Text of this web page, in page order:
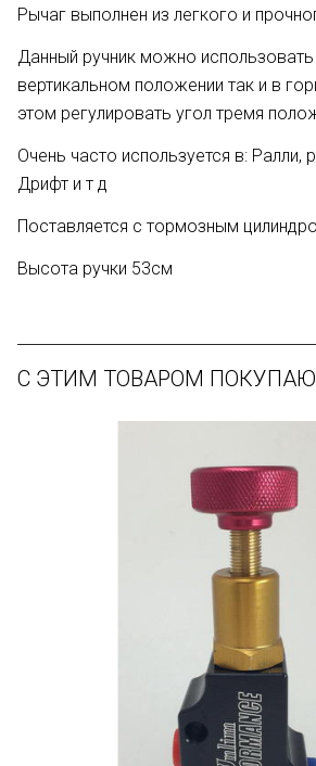
Рычаг выполнен из легкого и
Данный ручник можно использовать
вертикальном положении так и в
этом регулировать угол тремя
Очень часто используется в: Ралли,
Дрифт и т д
Поставляется с тормозным
Высота ручки 53см
С ЭТИМ ТОВАРОМ